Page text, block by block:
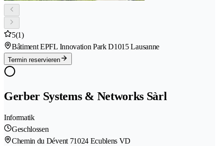
5(1)
Bâtiment EPFL Innovation Park D1015 Lausanne
Termin reservieren
Gerber Systems & Networks Sàrl
Informatik
Geschlossen
Chemin du Dévent 71024 Ecublens VD